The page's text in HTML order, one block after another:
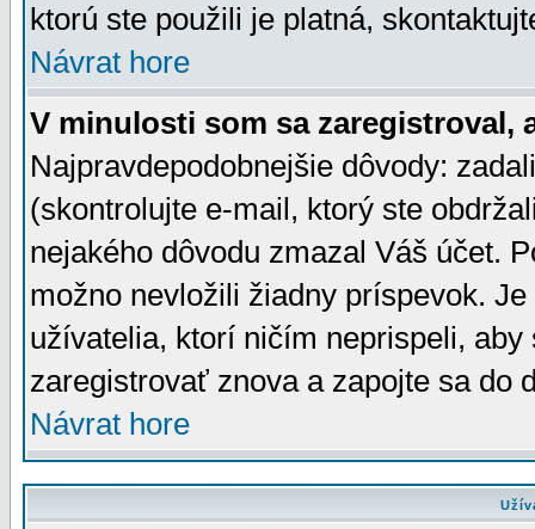
ktorú ste použili je platná,
Návrat hore
V minulosti som sa zaregistroval,
Najpravdepodobnejšie dôvody:
(skontrolujte e-mail, ktorý ste
nejakého dôvodu zmazal Váš účet.
možno nevložili žiadny príspevok.
užívatelia, ktorí ničím neprispeli,
zaregistrovať znova a zapojte sa do
Návrat hore